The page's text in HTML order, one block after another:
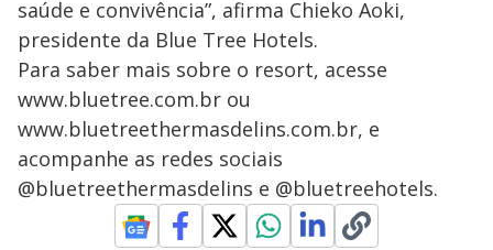
saúde e convivência”, afirma Chieko Aoki,
presidente da Blue Tree Hotels.
Para saber mais sobre o resort, acesse
www.bluetree.com.br ou
www.bluetreethermasdelins.com.br, e
acompanhe as redes sociais
@bluetreethermasdelins e @bluetreehotels.